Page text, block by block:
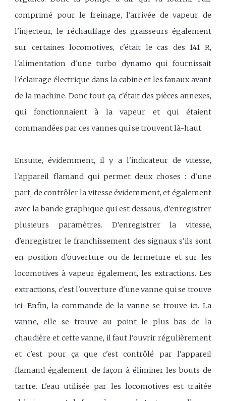
comprimé pour le freinage, l'arrivée de vapeur de
l'injecteur, le réchauffage des graisseurs également
sur certaines locomotives, c'était le cas des 141 R,
l'alimentation d'une turbo dynamo qui fournissait
l'éclairage électrique dans la cabine et les fanaux avant
de la machine. Donc tout ça, c'était des pièces annexes,
qui fonctionnaient à la vapeur et qui étaient
commandées par ces vannes qui se trouvent là-haut.
Ensuite, évidemment, il y a l'indicateur de vitesse,
l'appareil flamand qui permet deux choses : d'une
part, de contrôler la vitesse évidemment, et également
avec la bande graphique qui est dessous, d'enregistrer
plusieurs paramètres. D'enregistrer la vitesse,
d'enregistrer le franchissement des signaux s'ils sont
en position d'ouverture ou de fermeture et sur les
locomotives à vapeur également, les extractions. Les
extractions, c'est l'ouverture d'une vanne qui se trouve
ici. Enfin, la commande de la vanne se trouve ici. La
vanne, elle se trouve au point le plus bas de la
chaudière et cette vanne, il faut l'ouvrir régulièrement
et c'est pour ça que c'est contrôlé par l'appareil
flamand également, de façon à éliminer les bouts de
tartre. L'eau utilisée par les locomotives est traitée